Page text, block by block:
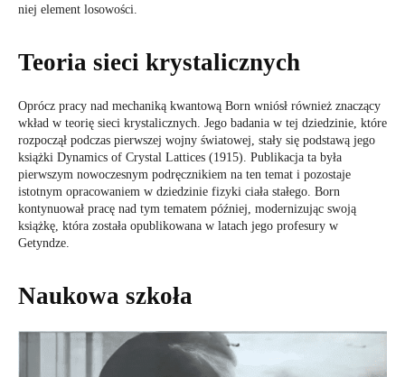
niej element losowości.
Teoria sieci krystalicznych
Oprócz pracy nad mechaniką kwantową Born wniósł również znaczący
wkład w teorię sieci krystalicznych. Jego badania w tej dziedzinie, które
rozpoczął podczas pierwszej wojny światowej, stały się podstawą jego
książki Dynamics of Crystal Lattices (1915). Publikacja ta była
pierwszym nowoczesnym podręcznikiem na ten temat i pozostaje
istotnym opracowaniem w dziedzinie fizyki ciała stałego. Born
kontynuował pracę nad tym tematem później, modernizując swoją
książkę, która została opublikowana w latach jego profesury w
Getyndze.
Naukowa szkoła